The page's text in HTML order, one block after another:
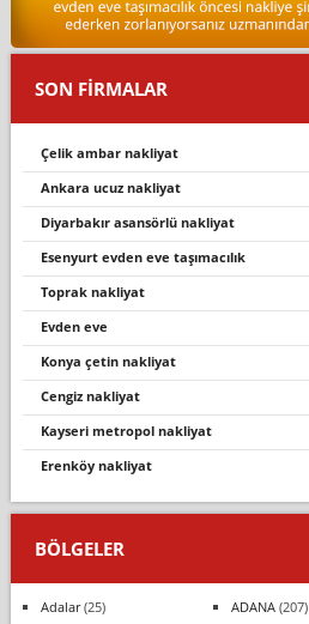
SON FİRMALAR
çelik ambar nakliyat
ankara ucuz nakliyat
diyarbakır asansörlü nakliyat
esenyurt evden eve taşımacılık
toprak nakliyat
evden eve
konya çetin nakliyat
cengiz nakliyat
kayseri metropol nakliyat
erenköy nakli̇yat
BÖLGELER
Adalar(25) ADANA(207)